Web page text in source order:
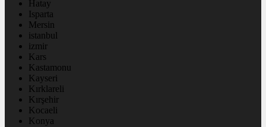
Hatay
Isparta
Mersin
istanbul
izmir
Kars
Kastamonu
Kayseri
Kırklareli
Kırşehir
Kocaeli
Konya